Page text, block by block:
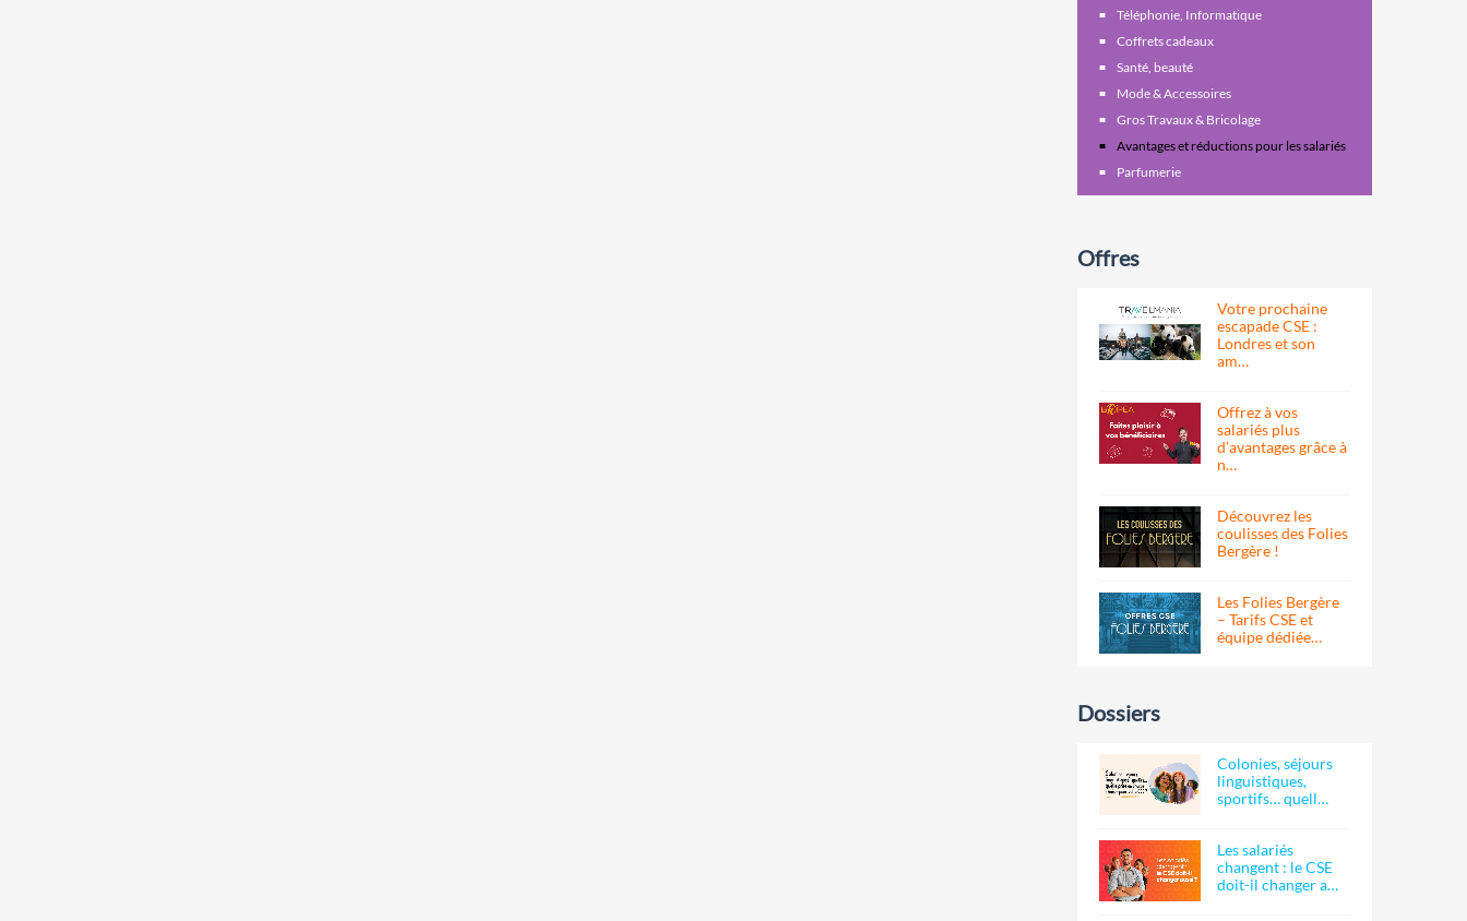
Téléphonie, Informatique
Coffrets cadeaux
Santé, beauté
Mode & Accessoires
Gros Travaux & Bricolage
Avantages et réductions pour les salariés
Parfumerie
Offres
Votre prochaine
escapade CSE :
Londres et son
am…
Offrez à vos
salariés plus
d’avantages grâce à
n…
Découvrez les
coulisses des Folies
Bergère !
Les Folies Bergère
– Tarifs CSE et
équipe dédiée…
Dossiers
Colonies, séjours
linguistiques,
sportifs… quell…
Les salariés
changent : le CSE
doit-il changer a…